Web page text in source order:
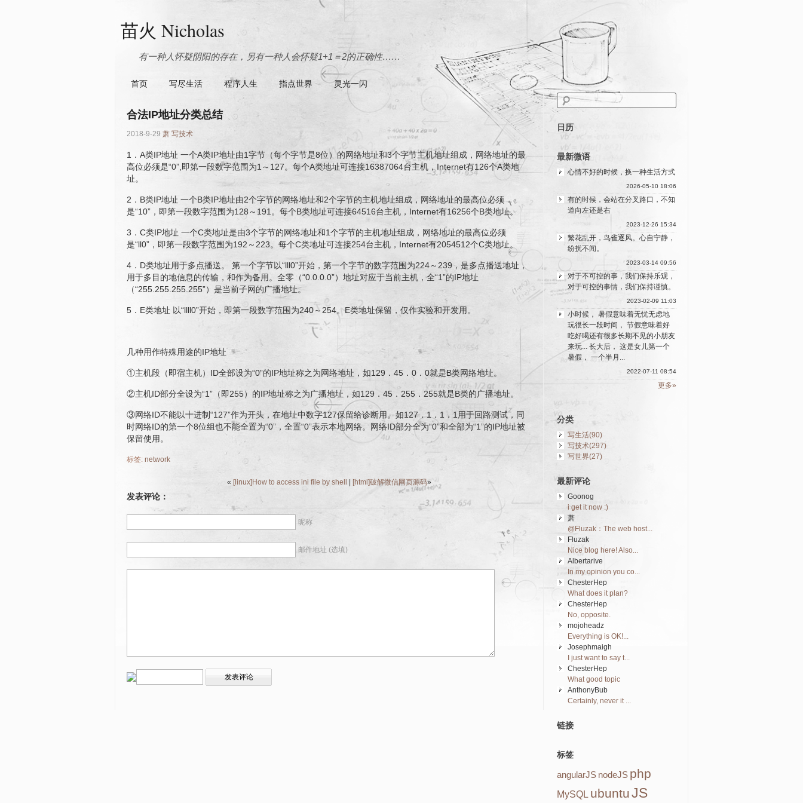
苗火 Nicholas
有一种人怀疑阴阳的存在，另有一种人会怀疑1+1＝2的正确性……
首页 写尽生活 程序人生 指点世界 灵光一闪
合法IP地址分类总结
2018-9-29 萧 写技术
1．A类IP地址 一个A类IP地址由1字节（每个字节是8位）的网络地址和3个字节主机地址组成，网络地址的最
高位必须是“0”,即第一段数字范围为1～127。每个A类地址可连接16387064台主机，Internet有126个A类地
址。
2．B类IP地址 一个B类IP地址由2个字节的网络地址和2个字节的主机地址组成，网络地址的最高位必须
是“10”，即第一段数字范围为128～191。每个B类地址可连接64516台主机，Internet有16256个B类地址。
3．C类IP地址 一个C类地址是由3个字节的网络地址和1个字节的主机地址组成，网络地址的最高位必须
是“ll0”，即第一段数字范围为192～223。每个C类地址可连接254台主机，Internet有2054512个C类地址。
4．D类地址用于多点播送。 第一个字节以“lll0”开始，第一个字节的数字范围为224～239，是多点播送地址，
用于多目的地信息的传输，和作为备用。全零（“0.0.0.0”）地址对应于当前主机，全“1”的IP地址
（“255.255.255.255”）是当前子网的广播地址。
5．E类地址 以“llll0”开始，即第一段数字范围为240～254。E类地址保留，仅作实验和开发用。
几种用作特殊用途的IP地址
①主机段（即宿主机）ID全部设为“0”的IP地址称之为网络地址，如129．45．0．0就是B类网络地址。
②主机ID部分全设为“1”（即255）的IP地址称之为广播地址，如129．45．255．255就是B类的广播地址。
③网络ID不能以十进制“127”作为开头，在地址中数字127保留给诊断用。如127．1．1．1用于回路测试，同
时网络ID的第一个8位组也不能全置为“0”，全置“0”表示本地网络。网络ID部分全为“0”和全部为“1”的IP地址被
保留使用。
标签: network
« [linux]How to access ini file by shell [html]破解微信网页源码»
发表评论：
昵称
邮件地址 (选填)
日历
最新微语
心情不好的时候，换一种生活方式
2026-05-10 18:06
有的时候，会站在分叉路口，不知
道向左还是右
2023-12-26 15:34
繁花乱开，鸟雀逐风。心自宁静，
纷扰不闻。
2023-03-14 09:56
对于不可控的事，我们保持乐观，
对于可控的事情，我们保持谨慎。
2023-02-09 11:03
小时候， 暑假意味着无忧无虑地
玩很长一段时间， 节假意味着好
吃好喝还有很多长期不见的小朋友
来玩... 长大后， 这是女儿第一个
暑假， 一个半月...
2022-07-11 08:54
更多»
分类
写生活(90)
写技术(297)
写世界(27)
最新评论
Goonog
i get it now :)
萧
@Fluzak：The web host...
Fluzak
Nice blog here! Also...
Albertarive
In my opinion you co...
ChesterHep
What does it plan?
ChesterHep
No, opposite.
mojoheadz
Everything is OK!...
Josephmaigh
I just want to say t...
ChesterHep
What good topic
AnthonyBub
Certainly, never it ...
链接
标签
angularJS nodeJS php
MySQL ubuntuJS